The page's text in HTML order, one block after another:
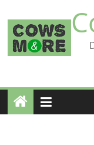
Inhalt
springen